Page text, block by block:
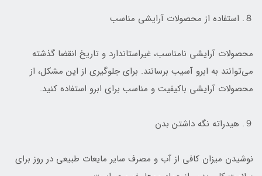
８. استفاده از محصولات آرایشی مناسب
محصولات آرایشی نامناسب، غیراستاندارد و تاریخ انقضا گذشته
می‌توانند به ابرو آسیب برسانند. برای جلوگیری از این مشکل، از
محصولات آرایشی باکیفیت و مناسب برای ابرو استفاده کنید.
９. هیدراته نگه داشتن بدن
نوشیدن میزان کافی از آب و مصرف سایر مایعات طبیعی در روز برای